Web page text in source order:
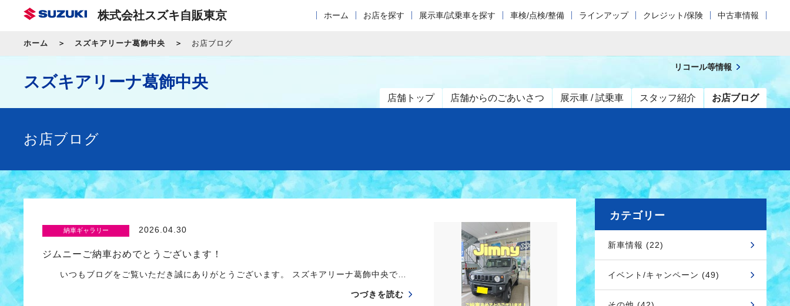
株式会社スズキ自販東京 ホーム お店を探す 展示車/試乗車を探す 車検/点検/整備 ラインアップ クレジット/保険 中古車情報
ホーム スズキアリーナ葛飾中央 お店ブログ
スズキアリーナ葛飾中央
店舗トップ 店舗からのごあいさつ 展示車 / 試乗車 スタッフ紹介 お店ブログ
リコール等情報
お店ブログ
納車ギャラリー 2026.04.30
ジムニーご納車おめでとうございます！
いつもブログをご覧いただき誠にありがとうございます。 スズキアリーナ葛飾中央で…
つづきを読む
カテゴリー
新車情報 (22)
イベント/キャンペーン (49)